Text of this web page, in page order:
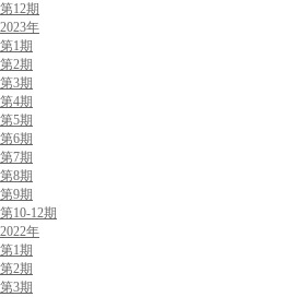
第12期
2023年
第1期
第2期
第3期
第4期
第5期
第6期
第7期
第8期
第9期
第10-12期
2022年
第1期
第2期
第3期